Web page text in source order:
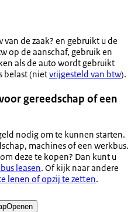
van de zaak? en gebruikt u de
op de aanschaf, gebruik en
als de auto wordt gebruikt
belast (nietvrijgesteld van btw).
gereedschap of een
nodig om te kunnen starten.
machines of een werkbus.
deze te kopen? Dan kunt u
leasen. Of kijk naar andere
lenen of opzij te zetten.
Openen